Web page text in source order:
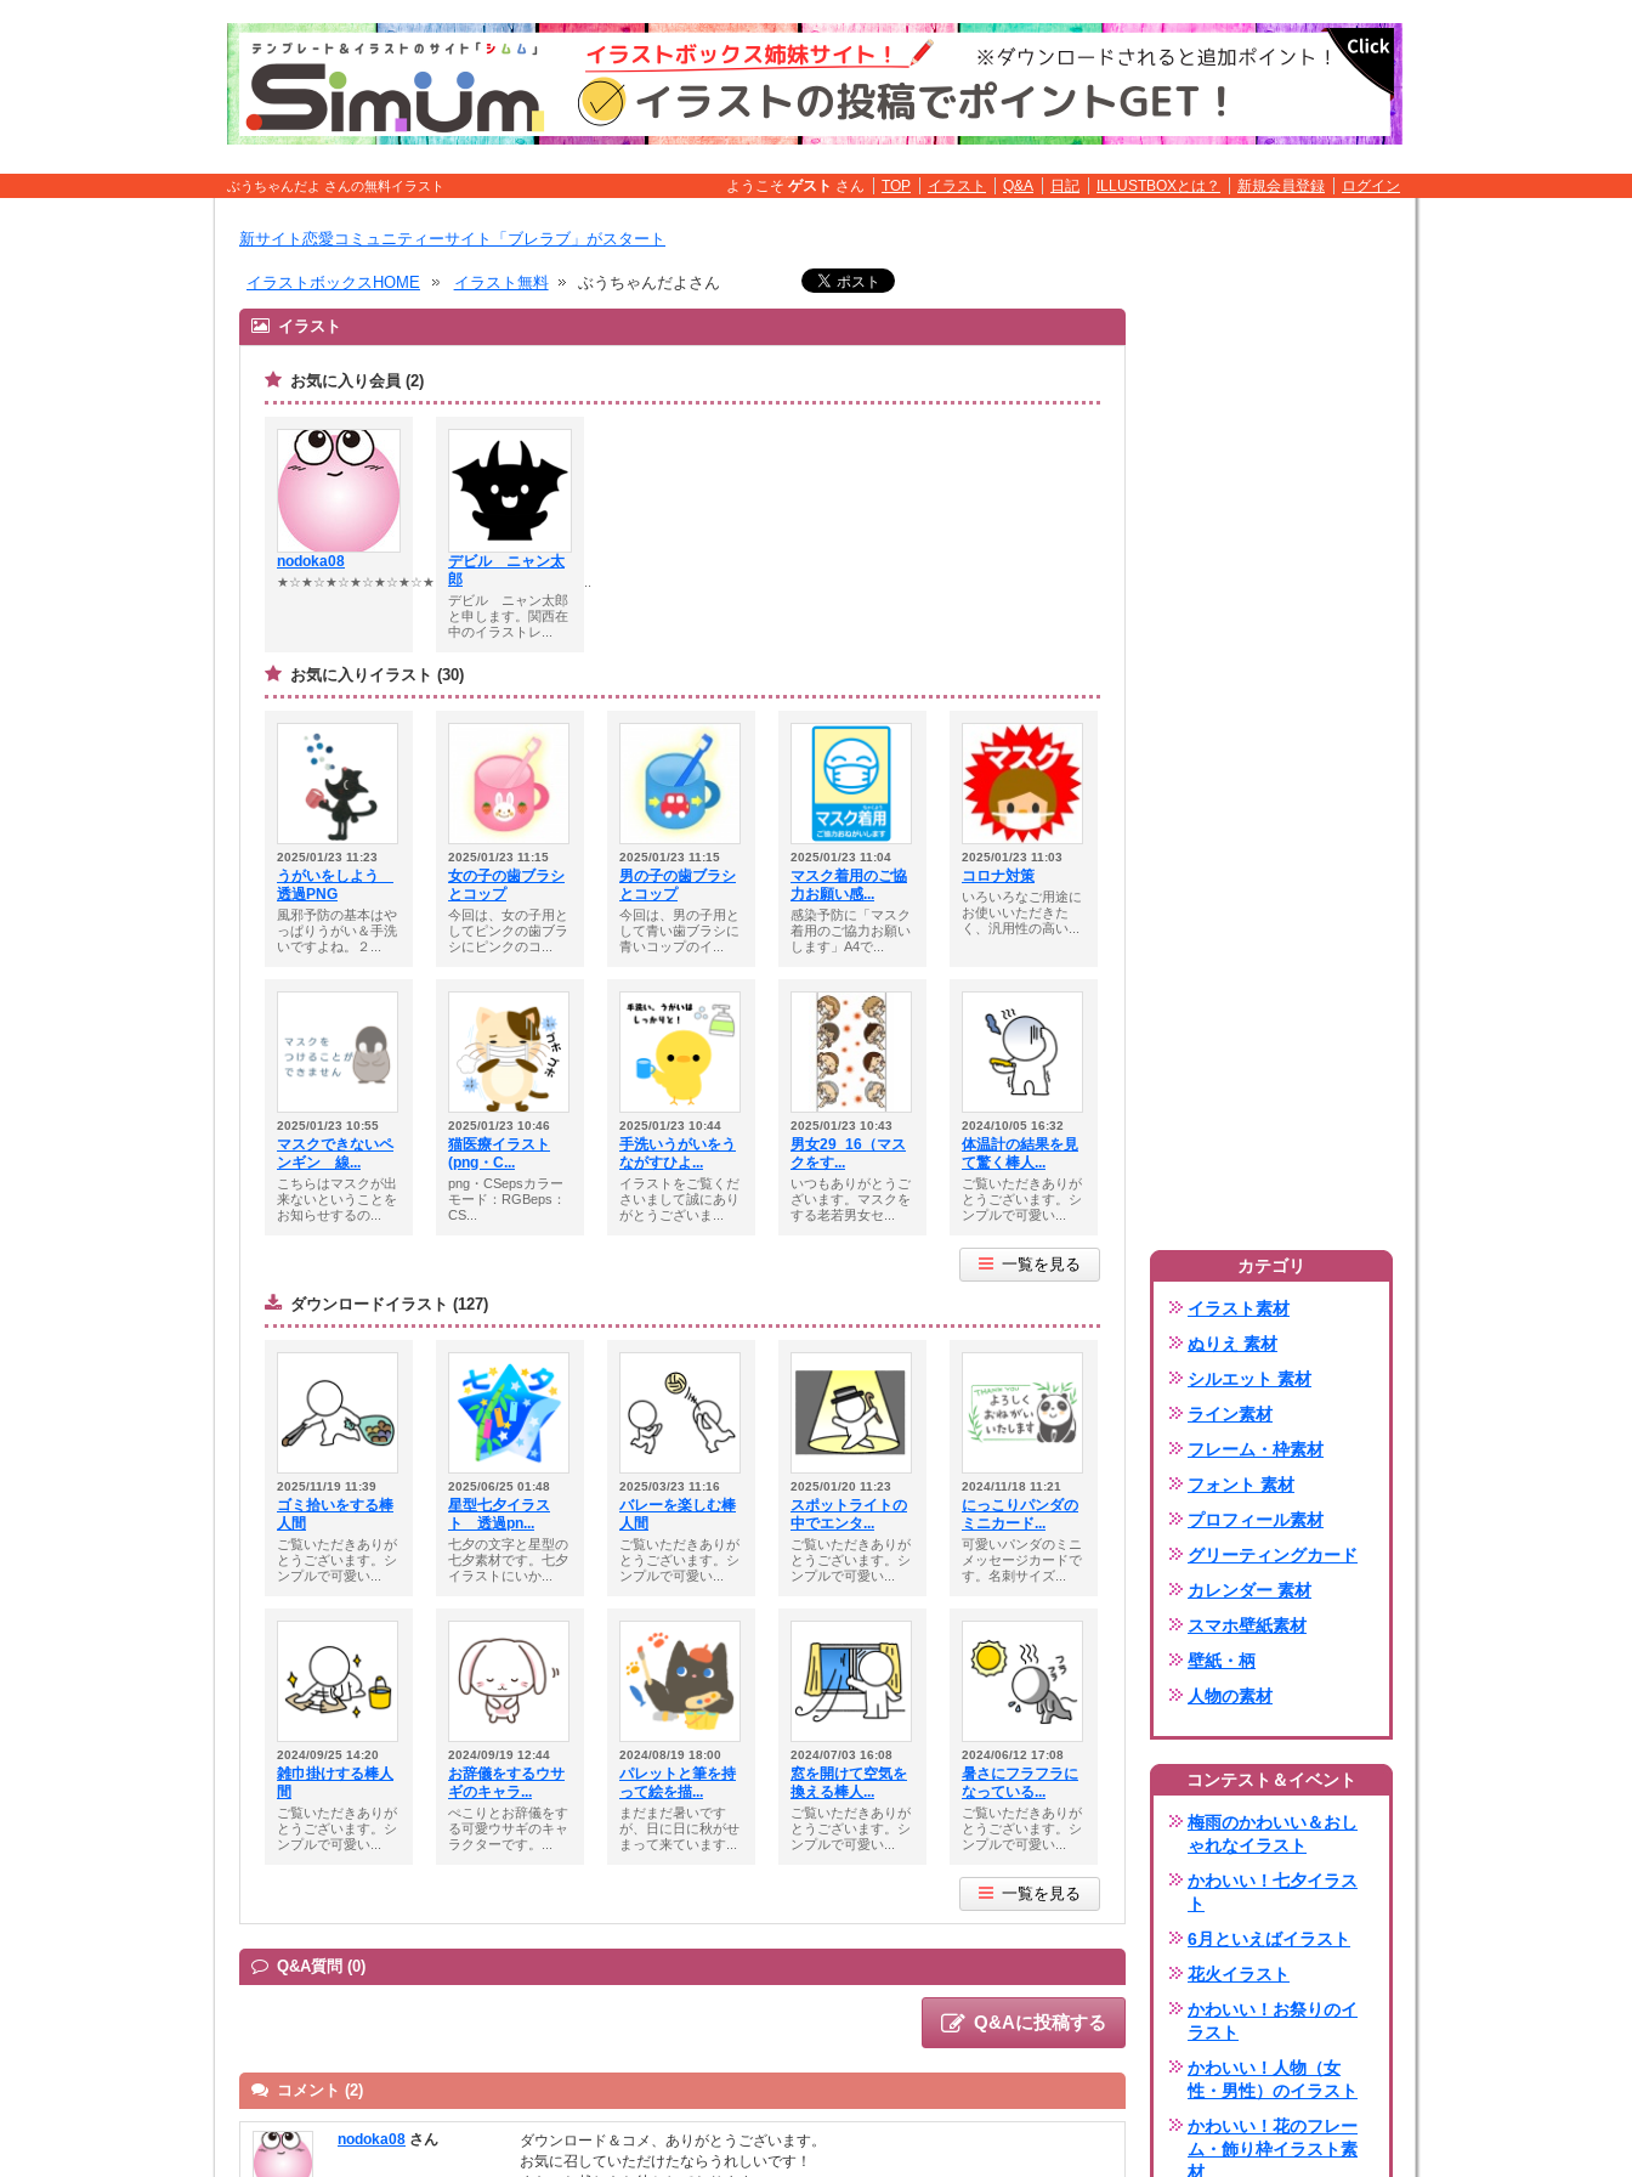
ぶうちゃんだよ さんの無料イラスト ようこそ ゲスト さん TOP イラスト Q&A 日記 ILLUSTBOXとは？ 新規会員登録 ログイン
新サイト恋愛コミュニティーサイト「ブレラブ」がスタート
イラストボックスHOME イラスト無料 ぶうちゃんだよさん
イラスト
お気に入り会員 (2)
nodoka08
★☆★☆★☆★☆★☆★☆★☆★☆★☆★☆★☆★☆★...
デビル ニャン太
郎
デビル ニャン太郎
と申します。関西在
中のイラストレ...
お気に入りイラスト (30)
2025/01/23 11:23
うがいをしよう
透過PNG
風邪予防の基本はや
っぱりうがい＆手洗
いですよね。２...
2025/01/23 11:15
女の子の歯ブラシ
とコップ
今回は、女の子用と
してピンクの歯ブラ
シにピンクのコ...
2025/01/23 11:15
男の子の歯ブラシ
とコップ
今回は、男の子用と
して青い歯ブラシに
青いコップのイ...
2025/01/23 11:04
マスク着用のご協
力お願い感...
感染予防に「マスク
着用のご協力お願い
します」A4で...
2025/01/23 11:03
コロナ対策
いろいろなご用途に
お使いいただきた
く、汎用性の高い...
2025/01/23 10:55
マスクできないペ
ンギン 線...
こちらはマスクが出
来ないということを
お知らせするの...
2025/01/23 10:46
猫医療イラスト
(png・C...
png・CSepsカラー
モード：RGBeps：
CS...
2025/01/23 10:44
手洗いうがいをう
ながすひよ...
イラストをご覧くだ
さいまして誠にあり
がとうございま...
2025/01/23 10:43
男女29_16（マス
クをす...
いつもありがとうご
ざいます。マスクを
する老若男女セ...
2024/10/05 16:32
体温計の結果を見
て驚く棒人...
ご覧いただきありが
とうございます。シ
ンプルで可愛い...
一覧を見る
ダウンロードイラスト (127)
2025/11/19 11:39
ゴミ拾いをする棒
人間
ご覧いただきありが
とうございます。シ
ンプルで可愛い...
2025/06/25 01:48
星型七夕イラス
ト 透過pn...
七夕の文字と星型の
七夕素材です。七夕
イラストにいか...
2025/03/23 11:16
バレーを楽しむ棒
人間
ご覧いただきありが
とうございます。シ
ンプルで可愛い...
2025/01/20 11:23
スポットライトの
中でエンタ...
ご覧いただきありが
とうございます。シ
ンプルで可愛い...
2024/11/18 11:21
にっこりパンダの
ミニカード...
可愛いパンダのミニ
メッセージカードで
す。名刺サイズ...
2024/09/25 14:20
雑巾掛けする棒人
間
ご覧いただきありが
とうございます。シ
ンプルで可愛い...
2024/09/19 12:44
お辞儀をするウサ
ギのキャラ...
ぺこりとお辞儀をす
る可愛ウサギのキャ
ラクターです。...
2024/08/19 18:00
パレットと筆を持
って絵を描...
まだまだ暑いです
が、日に日に秋がせ
まって来ています...
2024/07/03 16:08
窓を開けて空気を
換える棒人...
ご覧いただきありが
とうございます。シ
ンプルで可愛い...
2024/06/12 17:08
暑さにフラフラに
なっている...
ご覧いただきありが
とうございます。シ
ンプルで可愛い...
一覧を見る
Q&A質問 (0)
Q&Aに投稿する
コメント (2)
nodoka08 さん
ダウンロード＆コメ、ありがとうございます。
お気に召していただけたならうれしいです！
カテゴリ
イラスト素材
ぬりえ 素材
シルエット 素材
ライン素材
フレーム・枠素材
フォント 素材
プロフィール素材
グリーティングカード
カレンダー 素材
スマホ壁紙素材
壁紙・柄
人物の素材
コンテスト＆イベント
梅雨のかわいい＆おし
ゃれなイラスト
かわいい！七夕イラス
ト
6月といえばイラスト
花火イラスト
かわいい！お祭りのイ
ラスト
かわいい！人物（女
性・男性）のイラスト
かわいい！花のフレー
ム・飾り枠イラスト素
材